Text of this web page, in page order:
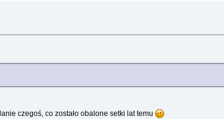
czegoś, co zostało obalone setki lat temu